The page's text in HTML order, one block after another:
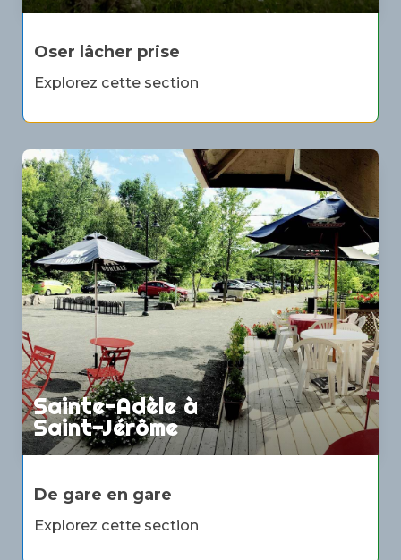
Oser lâcher prise
Explorez cette section
Sainte-Adèle à
Saint-Jérôme
De gare en gare
Explorez cette section